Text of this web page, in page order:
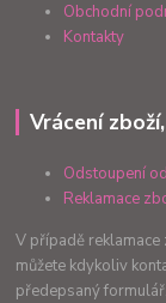
Obchodní
Kontakty
Vrácení
Odstoupení
Reklamace
V případě
můžete kdykoliv
předepsaný